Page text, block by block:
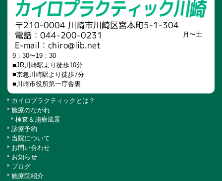
月〜土
9：30〜19：30
■JR川崎駅より徒歩10分
■京急川崎駅より徒歩7分
■川崎市役所第一庁舎裏
カイロプラクティックとは？
施療のながれ
検査＆施療風景
診療予約
当院について
お問い合わせ
お知らせ
ブログ
施療院紹介